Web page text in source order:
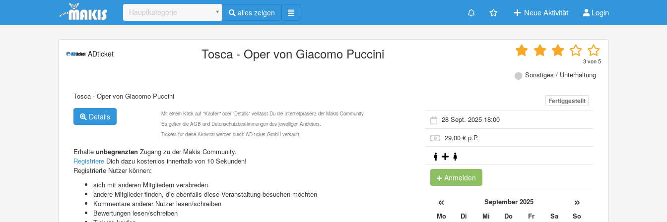
Update cookies preferences
Hauptkategorie alles zeigen Neue Aktivität Login
ADticket Tosca - Oper von Giacomo Puccini 3von5
Sonstiges / Unterhaltung
Tosca - Oper von Giacomo Puccini
Details
Mit einem Klick auf "Kaufen" oder "Details" verlässt Du die Internetpräsenz der Makis Community.
Es gelten die AGB und Datenschutzbestimmungen des jeweiligen Anbieters.
Tickets für diese Aktivität werden durch AD ticket GmbH verkauft.
Erhalte unbegrenzten Zugang zu der Makis Community.
Registriere Dich dazu kostenlos innerhalb von 10 Sekunden!
Registrierte Nutzer können:
sich mit anderen Mitgliedern verabreden
andere Mitglieder finden, die ebenfalls diese Veranstaltung besuchen möchten
Kommentare anderer Nutzer lesen/schreiben
Bewertungen lesen/schreiben
Fertiggestellt
28 Sept. 2025 18:00
29,00 € p.P.
Anmelden
« September 2025 »
Mo Di Mi Do Fr Sa
So